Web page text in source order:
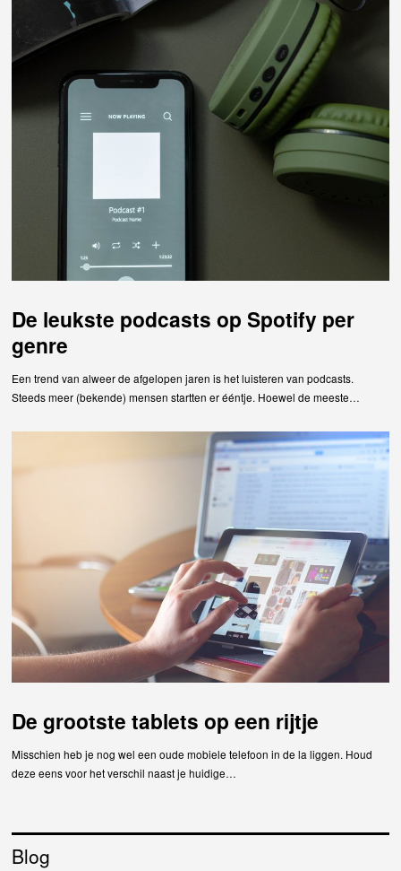
De leukste podcasts op Spotify per
genre
Een trend van alweer de afgelopen jaren is het luisteren van podcasts.
Steeds meer (bekende) mensen startten er ééntje. Hoewel de meeste…
De grootste tablets op een rijtje
Misschien heb je nog wel een oude mobiele telefoon in de la liggen. Houd
deze eens voor het verschil naast je huidige…
Blog